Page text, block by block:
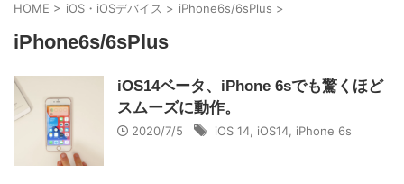
HOME > iOS・iOSデバイス > iPhone6s/6sPlus >
iPhone6s/6sPlus
iOS14ベータ、iPhone 6sでも驚くほど
スムーズに動作。
2020/7/5 iOS 14 iOS14 iPhone 6s